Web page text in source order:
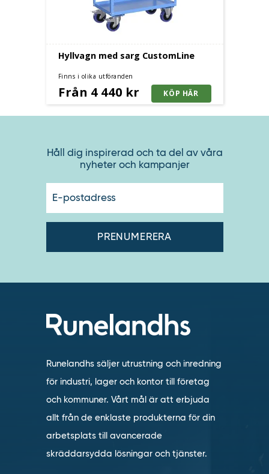
Hyllvagn med sarg CustomLine
Finns i olika utföranden
Från 4 440 kr
Håll dig inspirerad och ta del av våra
nyheter och kampanjer
Runelandhs säljer utrustning och inredning
för industri, lager och kontor till företag
och kommuner. Vårt mål är att erbjuda
allt från de enklaste produkterna för din
arbetsplats till avancerade
skräddarsydda lösningar och tjänster.